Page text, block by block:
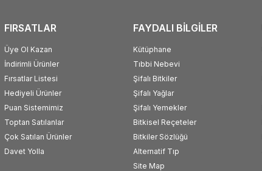
FIRSATLAR
Üye Ol Kazan
İndirimli Ürünler
Fırsatlar Listesi
Hediyeli Ürünler
Puan Sistemimiz
Toptan Satılanlar
Çok Satılan Ürünler
Davet Yolla
FAYDALI BİLGİLER
Kütüphane
Tıbbi Nebevi
Şifalı Bitkiler
Şifalı Yağlar
Şifalı Yemekler
Bitkisel Reçeteler
Bitkiler Sözlüğü
Alternatif Tıp
Site Map